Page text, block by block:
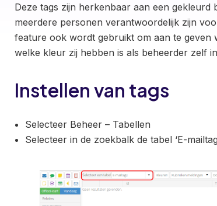
Deze tags zijn herkenbaar aan een
meerdere personen verantwoordelijk zijn
feature ook wordt gebruikt om aan te geven
welke kleur zij hebben is als beheerder zelf
Instellen van tags
Selecteer Beheer – Tabellen
Selecteer in de zoekbalk de tabel ‘E-